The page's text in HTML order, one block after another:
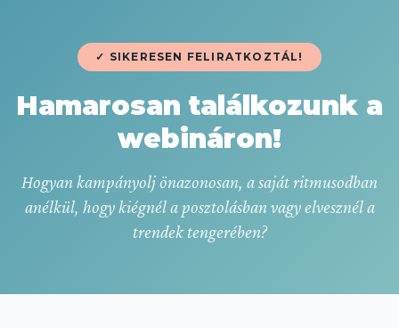
✓ SIKERESEN FELIRATKOZTÁL!
Hamarosan találkozunk a
webináron!
Hogyan kampányolj önazonosan, a saját ritmusodban
anélkül, hogy kiégnél a posztolásban vagy elvesznél a
trendek tengerében?